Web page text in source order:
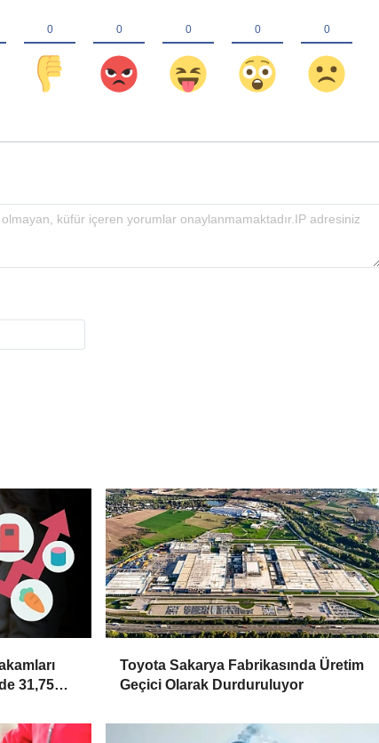
31,75
Toyota Sakarya Fabrikasında Üretim
Geçici Olarak Durduruluyor